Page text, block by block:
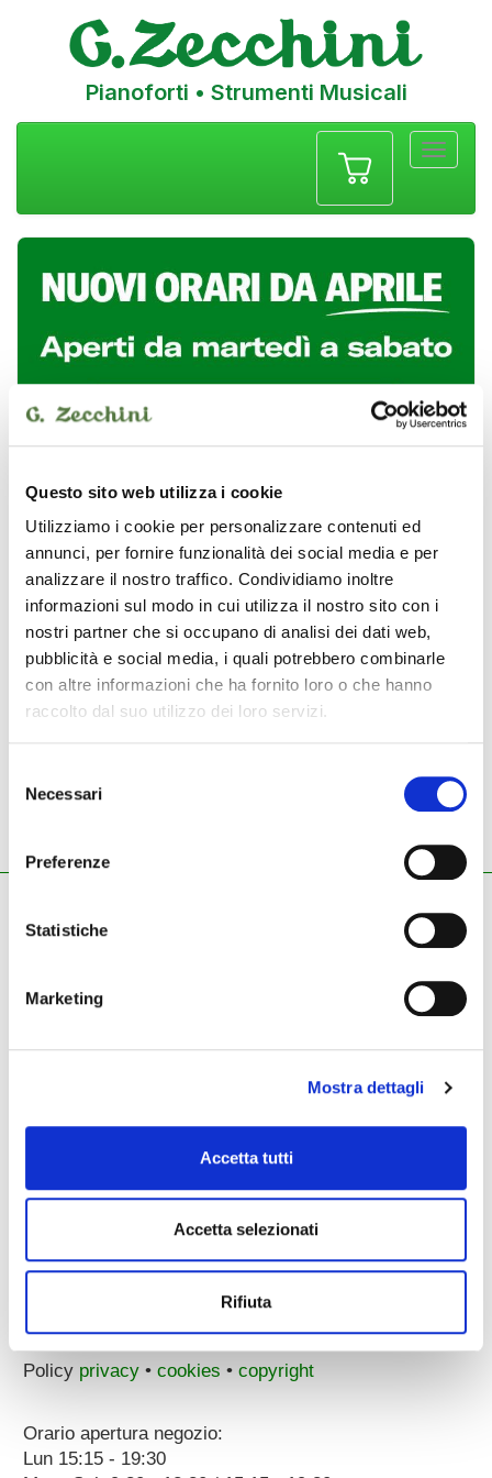
Questo sito web utilizza i cookie
Utilizziamo i cookie per personalizzare contenuti ed
annunci, per fornire funzionalità dei social media e per
analizzare il nostro traffico. Condividiamo inoltre
informazioni sul modo in cui utilizza il nostro sito con i
nostri partner che si occupano di analisi dei dati web,
pubblicità e social media, i quali potrebbero combinarle
con altre informazioni che ha fornito loro o che hanno
raccolto dal suo utilizzo dei loro servizi.
delNecessari
Preferenze
Statistiche
Marketing
Mostra dettagli
Accetta tutti
Accetta selezionati
Rifiuta
Pianoforti • Strumenti Musicali
NUOVO USATO
Strumenti nuovi Kawai pianoforte verticale
Kawai - pianoforte
verticale
Pianoforti - Strumenti musicali
email pec:
37122 Verona (ITALY)
a 100 metri dal Parcheggio Arena
Dati societari
Policy privacy• cookies • copyright
Orario apertura negozio:
Lun 15:15 - 19:30